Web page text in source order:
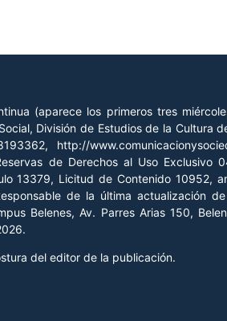
(aparece los primeros tres
División de Estudios de la Cultura
http://
de Derechos al Uso
13379, Licitud de Contenido 10952,
de la última actualización
Belenes, Av. Parres Arias 150,
del editor de la publicación.